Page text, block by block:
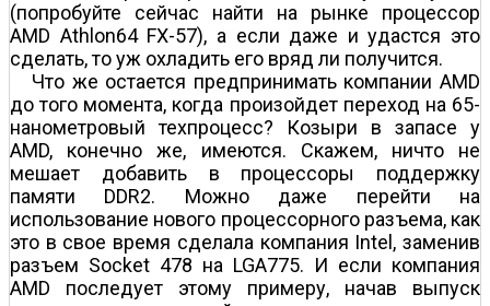
(попробуйте сейчас найти на рынке процессор
AMD Athlon64 FX-57), а если даже и удастся это
сделать, то уж охладить его вряд ли получится.
Что же остается предпринимать компании AMD
до того момента, когда произойдет переход на 65-
нанометровый техпроцесс? Козыри в запасе у
AMD, конечно же, имеются. Скажем, ничто не
мешает добавить в процессоры поддержку
памяти DDR2. Можно даже перейти на
использование нового процессорного разъема, как
это в свое время сделала компания Intel, заменив
разъем Socket 478 на LGA775. И если компания
AMD последует этому примеру, начав выпуск